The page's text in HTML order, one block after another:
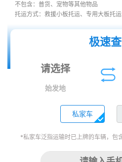
不包含：普货、宠物等其他物品
托运方式：救援小板托运、专用大板托
极速
始发地
私家车
*私家车泛指运输时已上牌的车辆，包